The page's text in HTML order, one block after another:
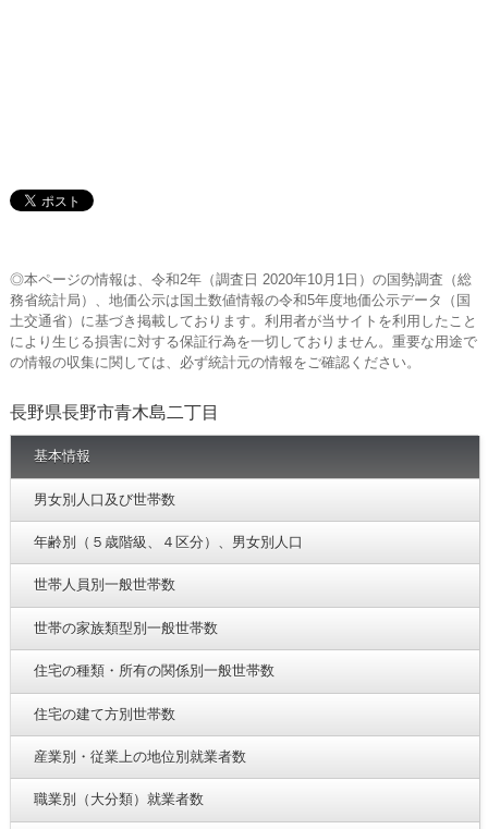
◎本ページの情報は、令和2年（調査日 2020年10月1日）の国勢調査（総
務省統計局）、地価公示は国土数値情報の令和5年度地価公示データ（国
土交通省）に基づき掲載しております。利用者が当サイトを利用したこと
により生じる損害に対する保証行為を一切しておりません。重要な用途で
の情報の収集に関しては、必ず統計元の情報をご確認ください。
長野県長野市青木島二丁目
基本情報
男女別人口及び世帯数
年齢別（５歳階級、４区分）、男女別人口
世帯人員別一般世帯数
世帯の家族類型別一般世帯数
住宅の種類・所有の関係別一般世帯数
住宅の建て方別世帯数
産業別・従業上の地位別就業者数
職業別（大分類）就業者数